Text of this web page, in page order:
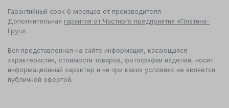
Гарантийный срок 6 месяцев от производителя.
Дополнительная гарантия от Частного предприятия «Платина-
Груп».
Вся представленная на сайте информация, касающаяся
характеристик, стоимости товаров, фотографии изделий, носит
информационный характер и ни при каких условиях не является
публичной офертой.